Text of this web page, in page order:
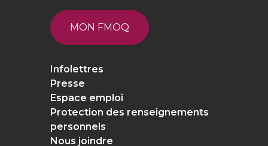
MON FMOQ
Infolettres
Presse
Espace emploi
Protection des renseignements
personnels
Nous joindre